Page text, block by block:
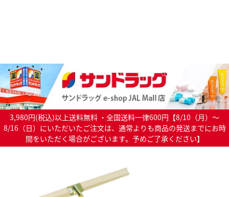
3,980円(税込)以上送料無料 ・全国送料一律600円【8/10（月）～
8/16（日）にいただいたご注文は、通常よりも商品の発送までにお時
間をいただく場合がございます。予めご了承ください】